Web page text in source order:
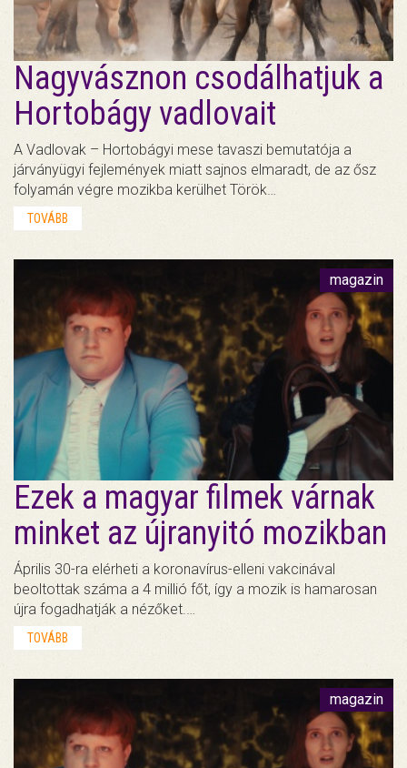
Nagyvásznon csodálhatjuk a
Hortobágy vadlovait
A Vadlovak – Hortobágyi mese tavaszi bemutatója a
járványügyi fejlemények miatt sajnos elmaradt, de az ősz
folyamán végre mozikba kerülhet Török…
TOVÁBB
magazin
Ezek a magyar filmek várnak
minket az újranyitó mozikban
Április 30-ra elérheti a koronavírus-elleni vakcinával
beoltottak száma a 4 millió főt, így a mozik is hamarosan
újra fogadhatják a nézőket.…
TOVÁBB
magazin